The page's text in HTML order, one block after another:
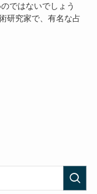
ではないでしょう
研究家で、有名な占